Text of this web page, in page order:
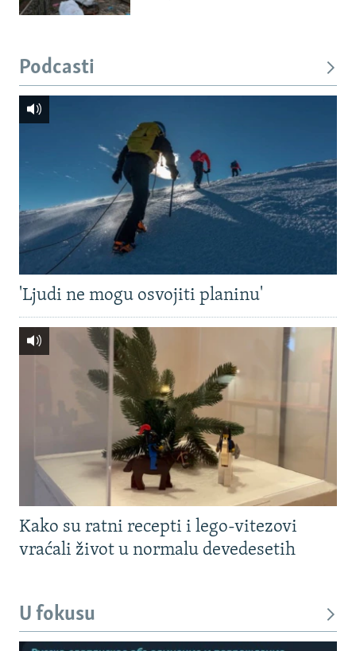
Podcasti
'Ljudi ne mogu osvojiti planinu'
Kako su ratni recepti i lego-vitezovi
vraćali život u normalu devedesetih
U fokusu